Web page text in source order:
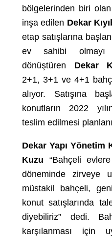
bölgelerinden biri
inşa edilen Dekar
etap satışlarına
ev sahibi olmayı
dönüştüren Dekar
2+1, 3+1 ve 4+1
alıyor. Satışına
konutların 2022
teslim edilmesi
Dekar Yapı Yönetim
Kuzu “Bahçeli
döneminde zirveye
müstakil bahçeli,
konut satışlarında
diyebiliriz” dedi.
karşılanması için